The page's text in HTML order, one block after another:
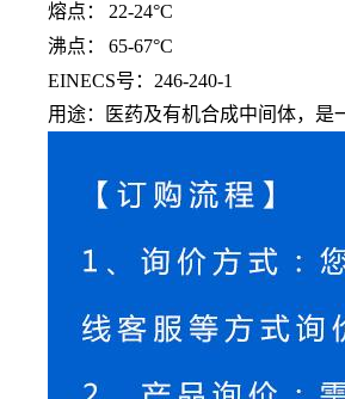
熔点：
22-24°C
沸点：
65-67°C
EINECS号：246-240-1
用途：医药及有机合成中间体，